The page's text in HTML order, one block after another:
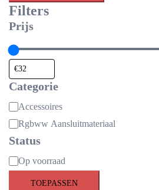
Filters
Prijs
Categorie
Categorie
Accessoires
Rgbww Aansluitmateriaal
Status
Beschikbaarheid
Op voorraad
TOEPASSEN